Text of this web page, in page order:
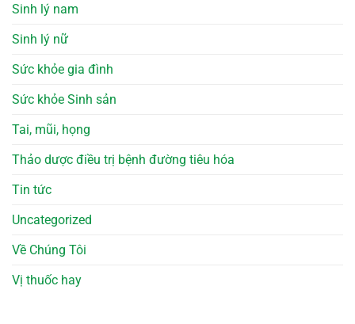
Sinh lý nam
Sinh lý nữ
Sức khỏe gia đình
Sức khỏe Sinh sản
Tai, mũi, họng
Thảo dược điều trị bệnh đường tiêu hóa
Tin tức
Uncategorized
Về Chúng Tôi
Vị thuốc hay